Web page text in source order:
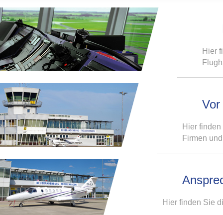
Hier
Hier
Firmen
Hier finden Sie